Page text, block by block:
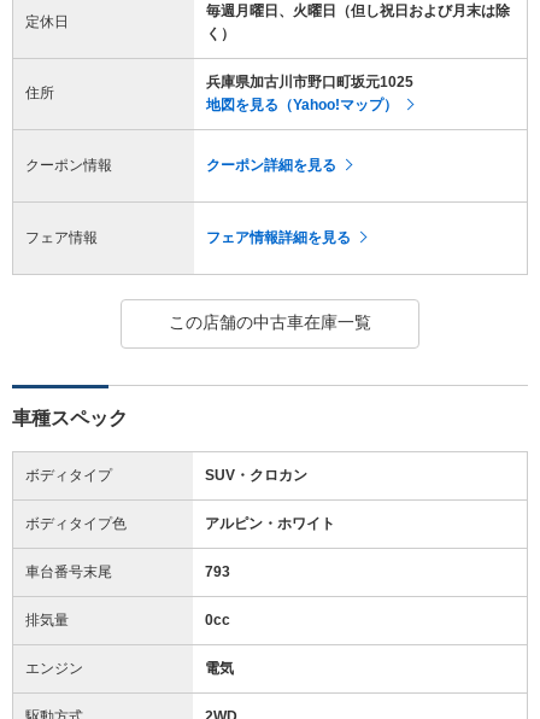
定休日
毎週月曜日、火曜日（但し祝日および月末は除
く）
住所
兵庫県加古川市野口町坂元1025
地図を見る（Yahoo!マップ）
クーポン情報 クーポン詳細を見る
フェア情報 フェア情報詳細を見る
この店舗の中古車在庫一覧
車種スペック
ボディタイプ SUV・クロカン
ボディタイプ色 アルピン・ホワイト
車台番号末尾 793
排気量 0cc
エンジン 電気